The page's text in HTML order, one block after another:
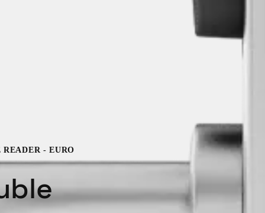
READER - EURO